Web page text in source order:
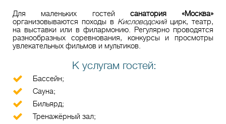
Для маленьких гостей санатория «Москва»
организовываются походы в Кисловодскийцирк, театр,
на выставки или в филармонию. Регулярно проводятся
разнообразных соревнования, конкурсы и просмотры
увлекательных фильмов и мультиков.
К услугам гостей:
Бассейн;
Сауна;
Бильярд;
Тренажёрный зал;